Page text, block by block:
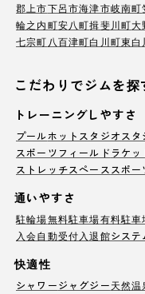
郡上市下呂市海津市岐南町
輪之内町安八町揖斐川町大
七宗町八百津町白川町東白
こだわりでジムを探
トレーニングしやすさ
プールホットスタジオスタ
スポーツフィールド ラケッ
ストレッチスペーススポー
通いやすさ
駐輪場無料駐車場有料駐車
入会自動受付入退館シス
快適性
シャワージャグジー天然温